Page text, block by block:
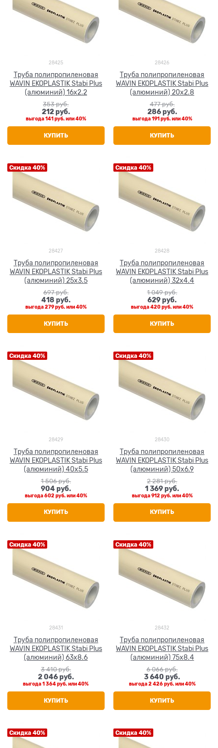
28425
Труба полипропиленовая
WAVIN EKOPLASTIK Stabi Plus
(алюминий) 16x2.2
353 руб.
212 руб.
выгода141 руб.или40%
КУПИТЬ
28426
Труба полипропиленовая
WAVIN EKOPLASTIK Stabi Plus
(алюминий) 20x2.8
477 руб.
286 руб.
выгода191 руб.или40%
КУПИТЬ
Скидка 40%
28427
Труба полипропиленовая
WAVIN EKOPLASTIK Stabi Plus
(алюминий) 25x3.5
697 руб.
418 руб.
выгода279 руб.или40%
КУПИТЬ
Скидка 40%
28428
Труба полипропиленовая
WAVIN EKOPLASTIK Stabi Plus
(алюминий) 32x4.4
1 049 руб.
629 руб.
выгода420 руб.или40%
КУПИТЬ
Скидка 40%
28429
Труба полипропиленовая
WAVIN EKOPLASTIK Stabi Plus
(алюминий) 40x5.5
1 506 руб.
904 руб.
выгода602 руб.или40%
КУПИТЬ
Скидка 40%
28430
Труба полипропиленовая
WAVIN EKOPLASTIK Stabi Plus
(алюминий) 50x6.9
2 281 руб.
1 369 руб.
выгода912 руб.или40%
КУПИТЬ
Скидка 40%
28431
Труба полипропиленовая
WAVIN EKOPLASTIK Stabi Plus
(алюминий) 63x8.6
3 410 руб.
2 046 руб.
выгода1 364 руб.или40%
КУПИТЬ
Скидка 40%
28432
Труба полипропиленовая
WAVIN EKOPLASTIK Stabi Plus
(алюминий) 75x8.4
6 066 руб.
3 640 руб.
выгода2 426 руб.или40%
КУПИТЬ
Скидка 40% Скидка 40%